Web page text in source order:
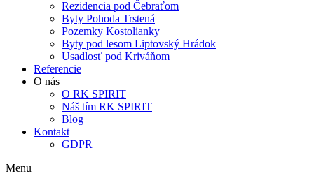
Rezidencia pod Čebraťom
Byty Pohoda Trstená
Pozemky Kostolianky
Byty pod lesom Liptovský Hrádok
Usadlosť pod Kriváňom
Referencie
O nás
O RK SPIRIT
Náš tím RK SPIRIT
Blog
Kontakt
GDPR
Menu